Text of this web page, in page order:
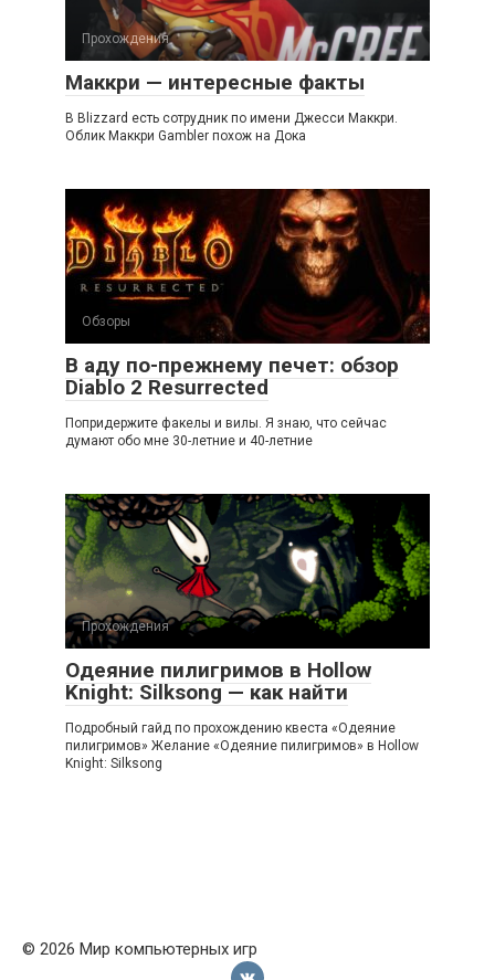
Прохождения
Маккри — интересные факты
В Blizzard есть сотрудник по имени Джесси Маккри.
Облик Маккри Gambler похож на Дока
Обзоры
В аду по-прежнему печет: обзор
Diablo 2 Resurrected
Попридержите факелы и вилы. Я знаю, что сейчас
думают обо мне 30-летние и 40-летние
Прохождения
Одеяние пилигримов в Hollow
Knight: Silksong — как найти
Подробный гайд по прохождению квеста «Одеяние
пилигримов» Желание «Одеяние пилигримов» в Hollow
Knight: Silksong
© 2026 Мир компьютерных игр